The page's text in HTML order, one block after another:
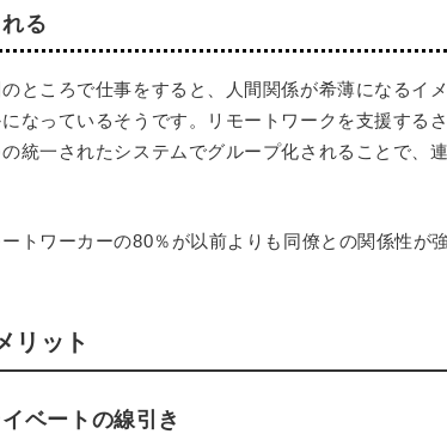
る
ところで仕事をすると、人間関係が希薄になるイ
なっているそうです。リモートワークを支援する
統一されたシステムでグループ化されることで、
トワーカーの80％が以前よりも同僚との関係性が
リット
ベートの線引き